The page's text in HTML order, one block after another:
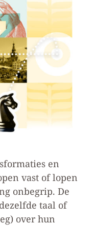
en
vast of lopen
onbegrip. De
taal of
over hun